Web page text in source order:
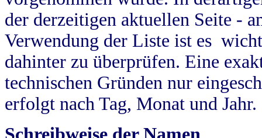
der derzeitigen aktuellen Seite -
Verwendung der Liste ist es
dahinter zu überprüfen. Eine
technischen Gründen nur
erfolgt nach Tag, Monat und Jahr.